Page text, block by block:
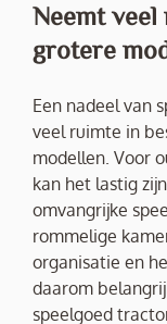
Neemt veel
grotere
Een nadeel van
veel ruimte in
modellen. Voor
kan het lastig
omvangrijke
rommelige
organisatie en
daarom
speelgoed